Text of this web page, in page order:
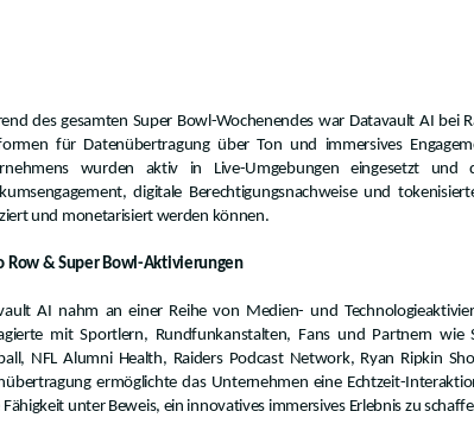
des gesamten Super Bowl-Wochenendes war Datavault AI bei
für Datenübertragung über Ton und immersives
wurden aktiv in Live-Umgebungen eingesetzt und
digitale Berechtigungsnachweise und
und monetarisiert werden können.
Row & Super Bowl-Aktivierungen
AI nahm an einer Reihe von Medien- und
mit Sportlern, Rundfunkanstalten, Fans und Partnern wie
NFL Alumni Health, Raiders Podcast Network, Ryan Ripkin
ermöglichte das Unternehmen eine Echtzeit-
Fähigkeit unter Beweis, ein innovatives immersives Erlebnis zu